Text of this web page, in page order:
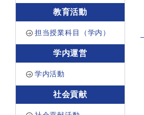
教育活動
担当授業科目（学内）
学内運営
学内活動
社会貢献